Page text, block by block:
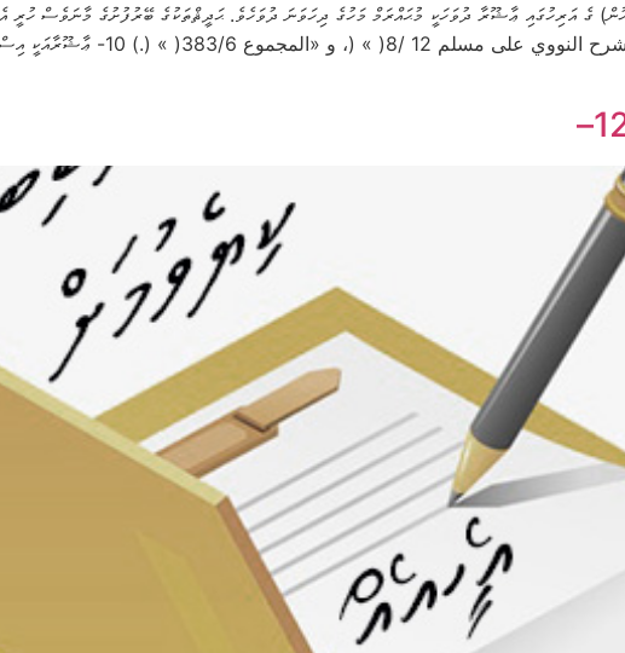
ގެ އަރިހުގައި ޢާޝޫރާ ދުވަހަކީ މުޙައްރަމް މަހުގެ ދިހަވަނަ ދުވަހެވެ. ޙަދީޘްތަކުގެ ބޭރުފުށުގެ މާނަވެސް ހުރީ
އަރިހުގައިވެސް މަޝްހޫރުގޮތަކީ މިއީއެވެ. ()))